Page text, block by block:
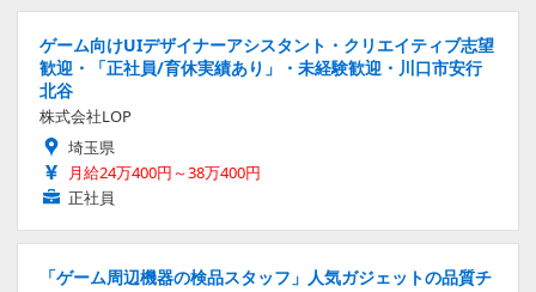
ゲーム向けUIデザイナーアシスタント・クリエイティブ志望
歓迎・「正社員/育休実績あり」・未経験歓迎・川口市安行
北谷
株式会社LOP
埼玉県
月給24万400円～38万400円
正社員
「ゲーム周辺機器の検品スタッフ」人気ガジェットの品質チ